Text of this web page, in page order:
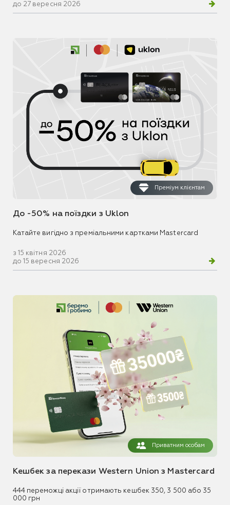
до 27 вересня 2026
Преміум клієнтам
До -50% на поїздки з Uklon
Катайте вигідно з преміальними картками Mastercard
з 15 квітня 2026
до 15 вересня 2026
Приватним особам
Кешбек за перекази Western Union з Mastercard
444 переможці акції отримають кешбек 350, 3 500 або 35
000 грн